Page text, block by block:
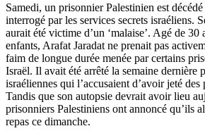
Samedi, un prisonnier Palestinien est
interrogé par les services secrets israéliens.
aurait été victime d’un ‘malaise’. Agé de 30
enfants, Arafat Jaradat ne prenait pas
faim de longue durée menée par certains
Israël. Il avait été arrêté la semaine dernière
israéliennes qui l’accusaient d’avoir jeté des
Tandis que son autopsie devrait avoir lieu
prisonniers Palestiniens ont annoncé qu’ils
repas ce dimanche.